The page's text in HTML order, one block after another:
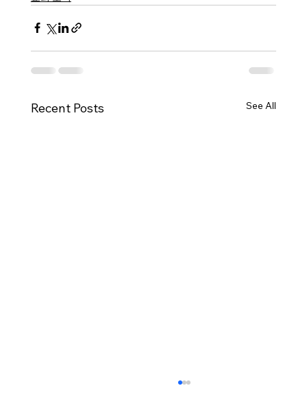
Recent Posts See All